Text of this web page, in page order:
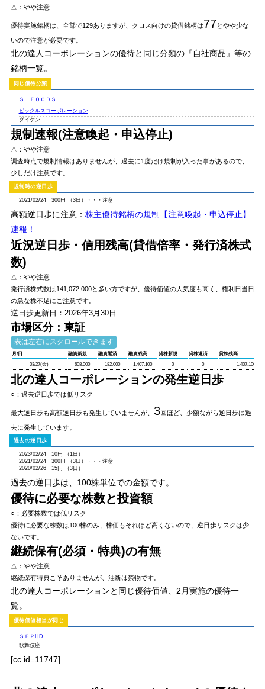
△：やや注意
優待実施銘柄は、全部で129ありますが、クロス向けの貸借銘柄は77とやや少な
いので注意が必要です。
北の達人コーポレーションの優待と同じ分類の『自社商品』等の
銘柄一覧。
Ｓ ＦＯＯＤＳ
ピックルスコーポレーション
ダイケン
規制速報(注意喚起・申込停止)
△：やや注意
調査時点で規制情報はありませんが、過去に1度だけ規制が入った事があるので、
少しだけ注意です。
2021/02/24：300円 （3日）・・・注意
高額逆日歩に注意： 株主優待銘柄の規制【注意喚起・申込停止】
速報！
近況逆日歩・信用残高(貸借倍率・発行済株式
数)
△：やや注意
発行済株式数は141,072,000と多い方ですが、優待価値の人気度も高く、権利日当日
の急な株不足にご注意です。
逆日歩更新日：2026年3月30日
市場区分：東証
月/日 融資新規 融資返済 融資残高 貸株新規 貸株返済
貸株残高
03/27(金)
608,000 182,000 1,407,100 0 0 1,407,100
北の達人コーポレーションの発生逆日歩
○：過去逆日歩では低リスク
最大逆日歩も高額逆日歩も発生していませんが、 3回ほど、少額ながら逆日歩は過
去に発生しています。
2023/02/24：10円 （1日）
2021/02/24：300円 （3日）・・・注意
2020/02/26：15円 （3日）
過去の逆日歩は、100株単位での金額です。
優待に必要な株数と投資額
○：必要株数では低リスク
優待に必要な株数は100株のみ、株価もそれほど高くないので、逆日歩リスクは少
ないです。
継続保有(必須・特典)の有無
△：やや注意
継続保有特典こそありませんが、油断は禁物です。
北の達人コーポレーションと同じ優待価値、2月実施の優待一
覧。
ＳＦＰHD
歌舞伎座
[cc id=11747]